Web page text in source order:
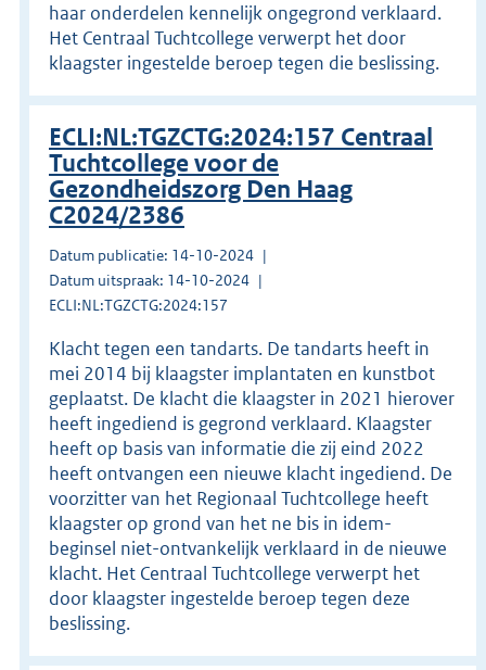
haar onderdelen kennelijk ongegrond verklaard.
Het Centraal Tuchtcollege verwerpt het door
klaagster ingestelde beroep tegen die beslissing.
ECLI:NL:TGZCTG:2024:157 Centraal
Tuchtcollege voor de
Gezondheidszorg Den Haag
C2024/2386
Datum publicatie: 14-10-2024
Datum uitspraak: 14-10-2024
ECLI:NL:TGZCTG:2024:157
Klacht tegen een tandarts. De tandarts heeft in
mei 2014 bij klaagster implantaten en kunstbot
geplaatst. De klacht die klaagster in 2021 hierover
heeft ingediend is gegrond verklaard. Klaagster
heeft op basis van informatie die zij eind 2022
heeft ontvangen een nieuwe klacht ingediend. De
voorzitter van het Regionaal Tuchtcollege heeft
klaagster op grond van het ne bis in idem-
beginsel niet-ontvankelijk verklaard in de nieuwe
klacht. Het Centraal Tuchtcollege verwerpt het
door klaagster ingestelde beroep tegen deze
beslissing.